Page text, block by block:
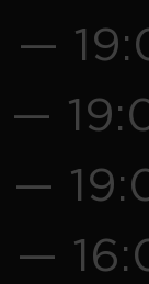
—
—
—
—